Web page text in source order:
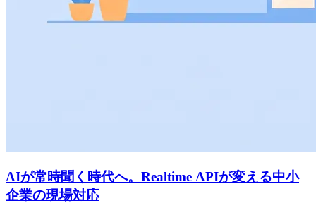
AIが常時聞く時代へ。Realtime APIが変える中小
企業の現場対応